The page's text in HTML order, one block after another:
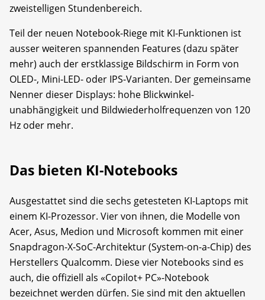
zweistelligen Stundenbereich.
Teil der neuen Notebook-Riege mit KI-Funktionen ist
ausser weiteren spannenden Features (dazu später
mehr) auch der erstklassige Bildschirm in Form von
OLED-, Mini-LED- oder IPS-Varianten. Der gemeinsame
Nenner dieser Displays: hohe Blickwinkel­
unabhängigkeit und Bildwiederholfrequenzen von 120
Hz oder mehr.
Das bieten KI-Notebooks
Ausgestattet sind die sechs getesteten KI-Laptops mit
einem KI-Prozessor. Vier von ihnen, die Modelle von
Acer, Asus, Medion und Microsoft kommen mit einer
Snapdragon-X-SoC-Architektur (System-on-a-Chip) des
Herstellers Qualcomm. Diese vier Notebooks sind es
auch, die offiziell als «Copilot+ PC»-Notebook
bezeichnet werden dürfen. Sie sind mit den aktuellen